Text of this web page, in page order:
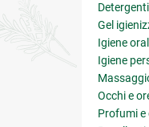
Gel
Igiene
Igiene
Occhi e
Profumi